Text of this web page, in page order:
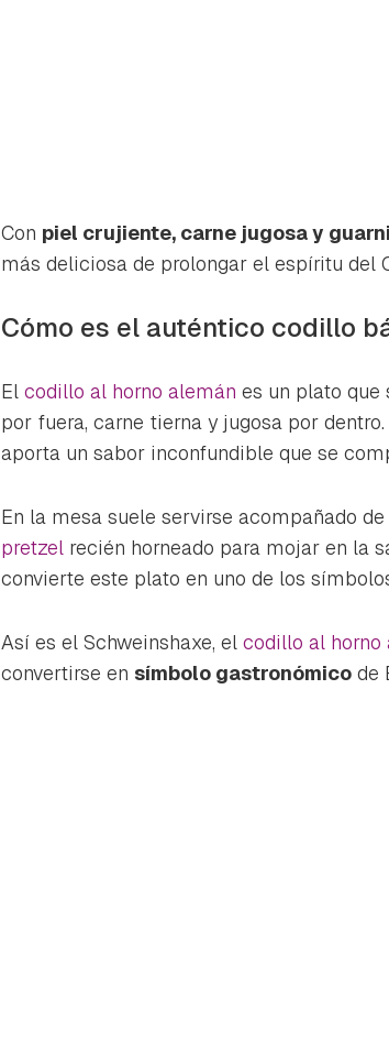
Guardar como
Para poder guardar como
cuenta de Hogarmanía.
INICIAR
Con piel crujiente, carne jugosa y
más deliciosa de prolongar el espíritu del
Cómo es el auténtico codillo
El codillo al horno alemán es un plato
por fuera, carne tierna y jugosa por
aporta un sabor inconfundible que se
En la mesa suele servirse acompañado de
pretzel recién horneado para mojar en la
convierte este plato en uno de los
Así es el Schweinshaxe, el codillo al horno
convertirse en símbolo gastronómico de
Gracias por